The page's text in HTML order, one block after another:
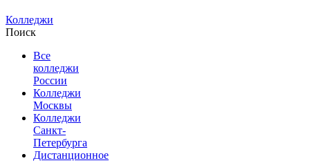
Колледжи
Поиск
Все
колледжи
России
Колледжи
Москвы
Колледжи
Санкт-
Петербурга
Дистанционное